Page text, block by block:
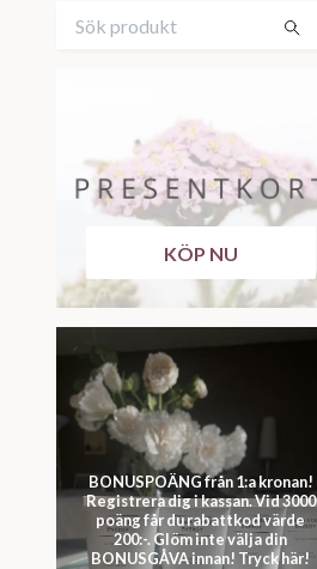
KÖP NU
BONUSPOÄNG från 1:a kronan!
Registrera dig i kassan. Vid 3000
poäng får du rabattkod värde
200:-. Glöm inte välja din
BONUSGÅVA innan! Tryck här!